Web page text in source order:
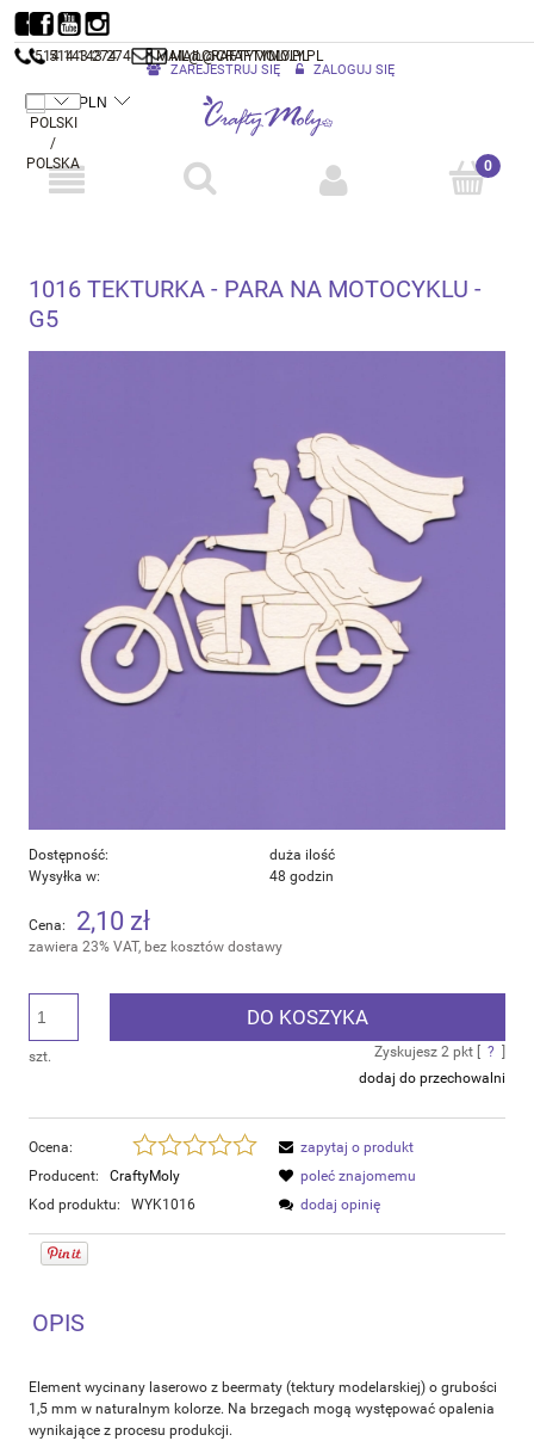
514 143 274 MAIL@CRAFTYMOLY.PL
ZAREJESTRUJ SIĘ ZALOGUJ SIĘ
514 143 274 MAIL@CRAFTYMOLY.PL
1016 TEKTURKA - PARA NA MOTOCYKLU -
G5
Dostępność:
duża ilość
Wysyłka w:
48 godzin
Cena: 2,10 zł
zawiera 23% VAT, bez kosztów dostawy
szt.
DO KOSZYKA
Zyskujesz 2 pkt [ ?
dodaj do przechowalni
Ocena:
Producent:
CraftyMoly
Kod produktu:
WYK1016
zapytaj o produkt
poleć znajomemu
dodaj opinię
OPIS
Element wycinany laserowo z beermaty (tektury modelarskiej) o grubości
1,5 mm w naturalnym kolorze. Na brzegach mogą występować opalenia
wynikające z procesu produkcji.